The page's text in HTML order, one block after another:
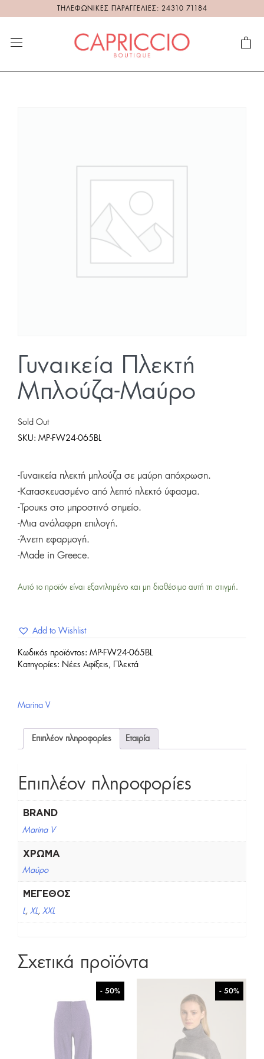
ΤΗΛΕΦΩΝΙΚΕΣ ΠΑΡΑΓΓΕΛΙΕΣ: 24310 71184
Γυναικεία Πλεκτή
Μπλούζα-Μαύρο
Sold Out
SKU: MP-FW24-065BL
-Γυναικεία πλεκτή μπλούζα σε μαύρη απόχρωση.
-Κατασκευασμένο από λεπτό πλεκτό ύφασμα.
-Τρουκς στο μπροστινό σημείο.
-Μια ανάλαφρη επιλογή.
-Άνετη εφαρμογή.
-Made in Greece.
Αυτό το προϊόν είναι εξαντλημένο και μη διαθέσιμο αυτή τη στιγμή.
Add to Wishlist
Κωδικός προϊόντος: MP-FW24-065BL
Κατηγορίες: Νέες Αφίξεις , Πλεκτά
Marina V
Επιπλέον πληροφορίες Εταιρία
Επιπλέον πληροφορίες
BRAND
Marina V
ΧΡΏΜΑ
Μαύρο
ΜΈΓΕΘΟΣ
L, XL, XXL
Σχετικά προϊόντα
- 50% - 50%